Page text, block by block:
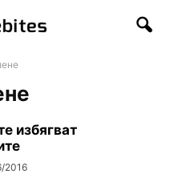
избягват
2016